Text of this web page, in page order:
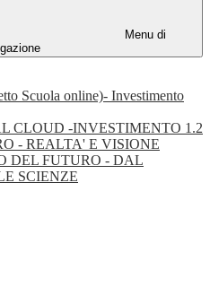
Menu di
Scuola online)- Investimento
CLOUD -INVESTIMENTO 1.2
- REALTA' E VISIONE
DEL FUTURO - DAL
SCIENZE